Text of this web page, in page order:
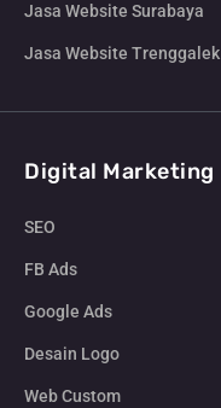
Jasa Website Surabaya
Jasa Website Trenggalek
Digital Marketing
SEO
FB Ads
Google Ads
Desain Logo
Web Custom